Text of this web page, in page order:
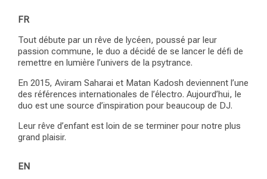
FR
Tout débute par un rêve de lycéen, poussé par leur
passion commune, le duo a décidé de se lancer le défi de
remettre en lumière l’univers de la psytrance.
En 2015, Aviram Saharai et Matan Kadosh deviennent l’une
des références internationales de l’électro. Aujourd’hui, le
duo est une source d’inspiration pour beaucoup de DJ.
Leur rêve d’enfant est loin de se terminer pour notre plus
grand plaisir.
EN